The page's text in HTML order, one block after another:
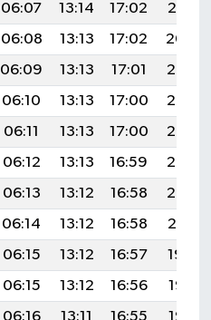
06:07 13:14 17:02
20:10
06:08 13:13 17:02
20:09
06:09 13:13 17:01
20:08
06:10 13:13 17:00
20:06
06:11 13:13 17:00
20:05
06:12 13:13 16:59
20:03
06:13 13:12 16:58
20:02
06:14 13:12 16:58
20:01
06:15 13:12 16:57
19:59
06:15 13:12 16:56
19:58
06:16 13:11 16:55
19:56